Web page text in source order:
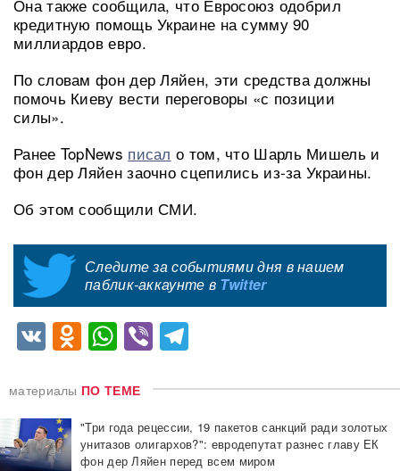
Она также сообщила, что Евросоюз одобрил
кредитную помощь Украине на сумму 90
миллиардов евро.
По словам фон дер Ляйен, эти средства должны
помочь Киеву вести переговоры «с позиции
силы».
Ранее TopNews писал о том, что Шарль Мишель и
фон дер Ляйен заочно сцепились из-за Украины.
Об этом сообщили СМИ.
Следите за событиями дня в нашем
паблик-аккаунте в Twitter
VKOdnoklassniki
WhatsApp
Viber
материалы ПО ТЕМЕ
"Три года рецессии, 19 пакетов санкций ради золотых
унитазов олигархов?": евродепутат разнес главу ЕК
фон дер Ляйен перед всем миром